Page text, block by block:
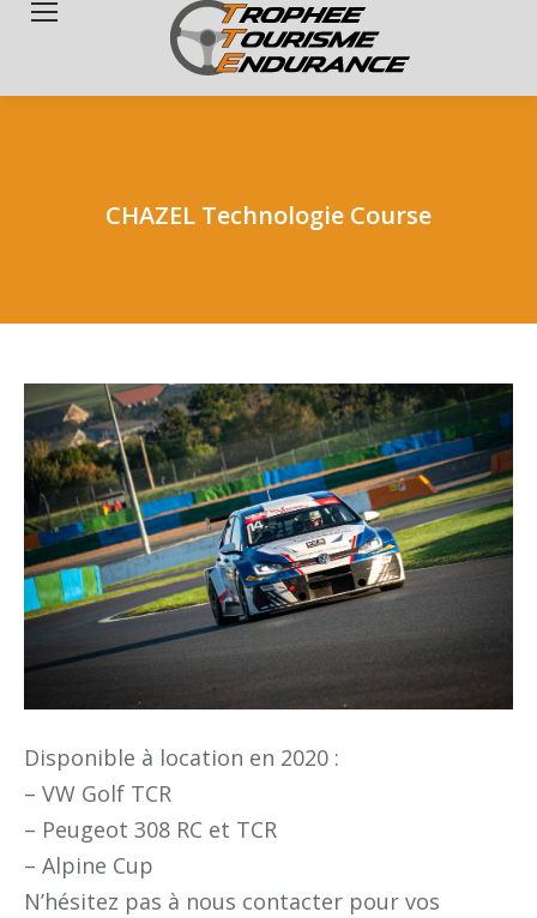
CHAZEL Technologie Course
Disponible à location en 2020 :
– VW Golf TCR
– Peugeot 308 RC et TCR
– Alpine Cup
N’hésitez pas à nous contacter pour vos